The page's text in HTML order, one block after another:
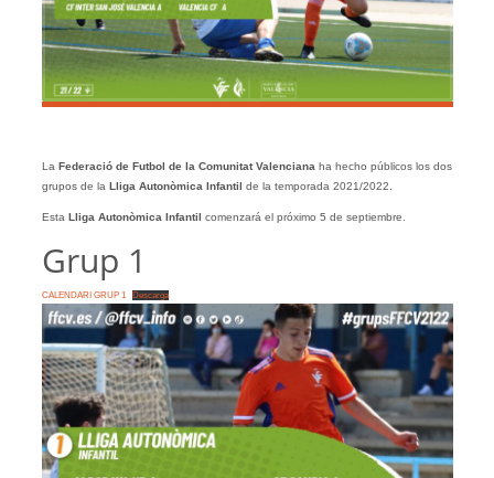
La Federació de Futbol de la Comunitat Valenciana ha hecho públicos los dos
grupos de la Lliga Autonòmica Infantil de la temporada 2021/2022.
Esta Lliga Autonòmica Infantil comenzará el próximo 5 de septiembre.
Grup 1
CALENDARI GRUP 1 Descarga